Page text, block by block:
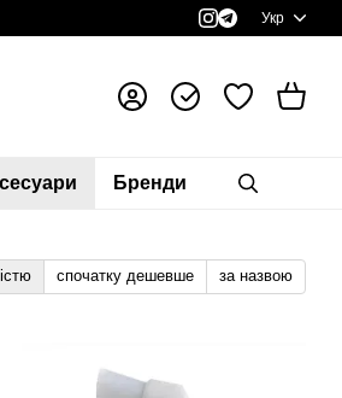
Укр
Бренди
спочатку дешевше за назвою